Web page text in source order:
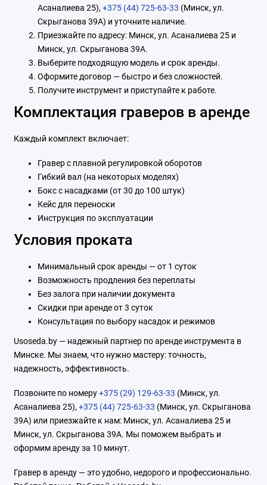
Асаналиева 25), +375 (44) 725-63-33 (Минск, ул.
Скрыганова 39А) и уточните наличие.
Приезжайте по адресу: Минск, ул. Асаналиева 25 и
Минск, ул. Скрыганова 39А.
Выберите подходящую модель и срок аренды.
Оформите договор — быстро и без сложностей.
Получите инструмент и приступайте к работе.
Комплектация граверов в аренде
Каждый комплект включает:
Гравер с плавной регулировкой оборотов
Гибкий вал (на некоторых моделях)
Бокс с насадками (от 30 до 100 штук)
Кейс для переноски
Инструкция по эксплуатации
Условия проката
Минимальный срок аренды — от 1 суток
Возможность продления без переплаты
Без залога при наличии документа
Скидки при аренде от 3 суток
Консультация по выбору насадок и режимов
Usoseda.by — надежный партнер по аренде инструмента в
Минске. Мы знаем, что нужно мастеру: точность,
надежность, эффективность.
Позвоните по номеру+375 (29) 129-63-33 (Минск, ул.
Асаналиева 25), +375 (44) 725-63-33 (Минск, ул. Скрыганова
39А) или приезжайте к нам: Минск, ул. Асаналиева 25 и
Минск, ул. Скрыганова 39А. Мы поможем выбрать и
оформим аренду за 10 минут.
Гравер в аренду — это удобно, недорого и профессионально.